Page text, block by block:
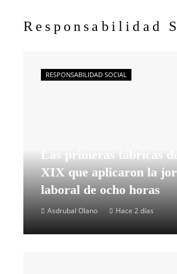
Responsabilidad
Las primeras fábricas
XIX que aplicaron la
laboral de ocho horas
Asdrubal Olano Hace 2 días
RESPONSABILIDAD SOCIAL